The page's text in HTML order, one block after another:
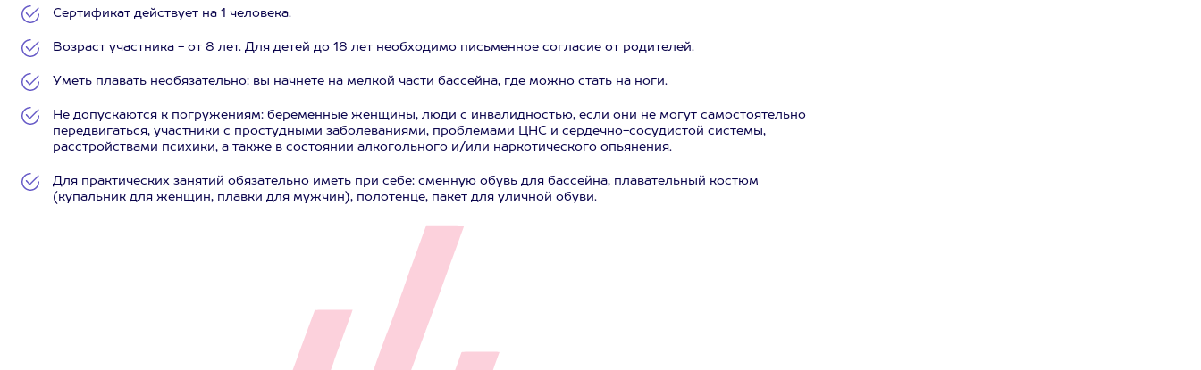
Сертификат действует на 1 человека.
Возраст участника - от 8 лет. Для детей до 18 лет необходимо письменное согласие от родителей.
Уметь плавать необязательно: вы начнете на мелкой части бассейна, где можно стать на ноги.
Не допускаются к погружениям: беременные женщины, люди с инвалидностью, если они не могут самостоятельно
передвигаться, участники с простудными заболеваниями, проблемами ЦНС и сердечно-сосудистой системы,
расстройствами психики, а также в состоянии алкогольного и/или наркотического опьянения.
Для практических занятий обязательно иметь при себе: сменную обувь для бассейна, плавательный костюм
(купальник для женщин, плавки для мужчин), полотенце, пакет для уличной обуви.